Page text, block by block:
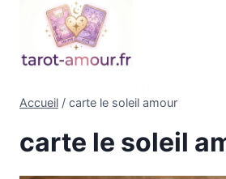
contenu
Accueil / carte le soleil amour
carte le soleil